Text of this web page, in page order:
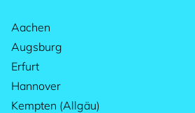
Aachen
Augsburg
Erfurt
Hannover
Kempten (Allgäu)